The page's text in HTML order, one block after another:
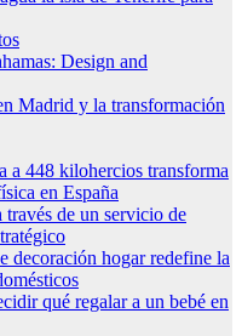
Design and
Madrid y la transformación
a 448 kilohercios transforma
en España
de un servicio de
decoración hogar redefine la
qué regalar a un bebé en